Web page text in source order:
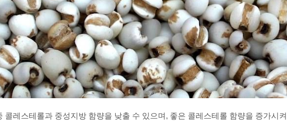
콜레스테롤과 중성지방 함량을 낮출 수 있으며, 좋은 콜레스테롤 함량을 증가시켜